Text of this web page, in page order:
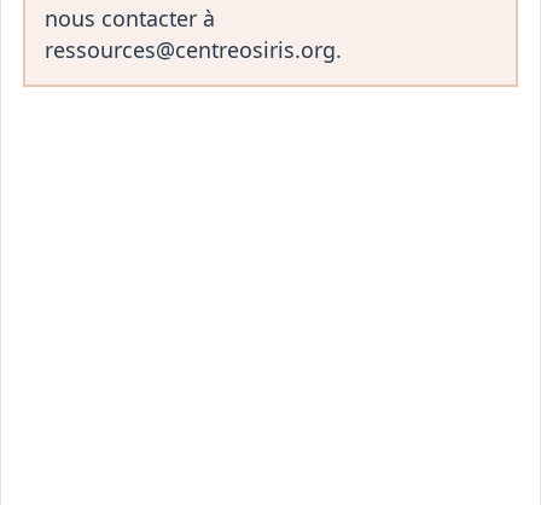
nous contacter à
ressources@centreosiris.org.